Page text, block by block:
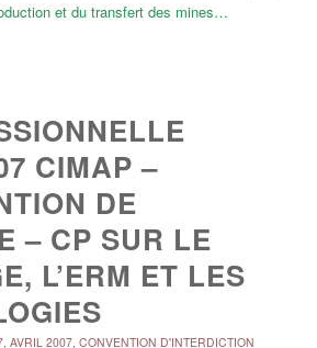
et du transfert des mines…
CIMAP –
DE
– CP SUR LE
L’ERM ET LES
, AVRIL 2007, CONVENTION D'INTERDICTION